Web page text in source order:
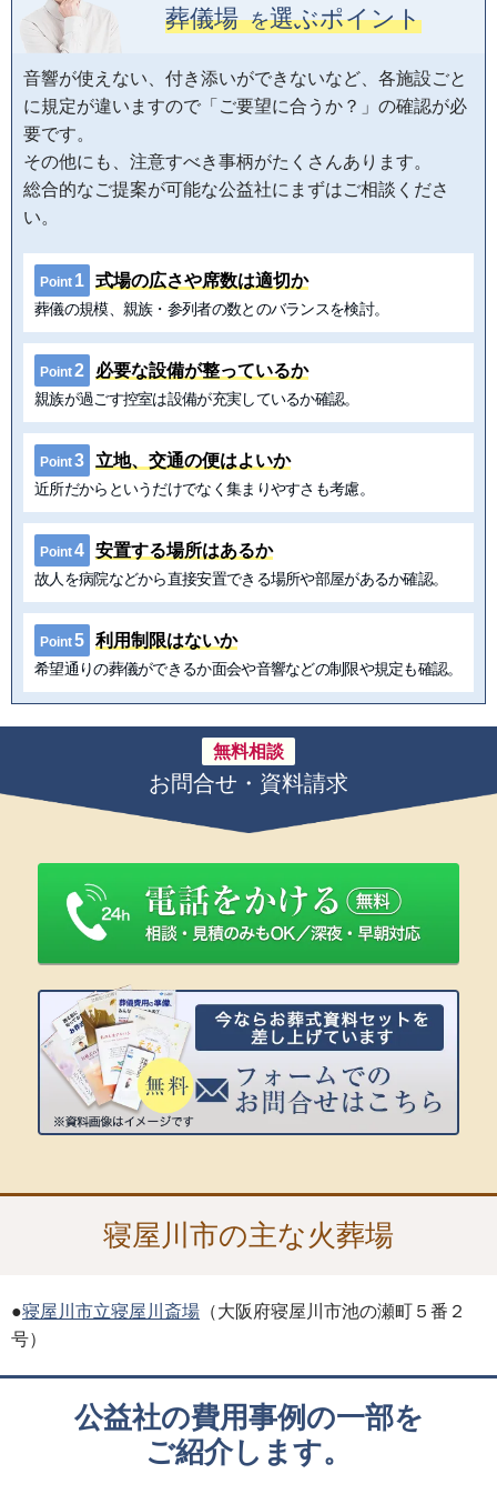
葬儀場 を選ぶポイント
音響が使えない、付き添いができないなど、各施設ごと
に規定が違いますので「ご要望に合うか？」の確認が必
要です。
その他にも、注意すべき事柄がたくさんあります。
総合的なご提案が可能な公益社にまずはご相談くださ
い。
Point 1 式場の広さや席数は適切か
葬儀の規模、親族・参列者の数とのバランスを検討。
Point2 必要な設備が整っているか
親族が過ごす控室は設備が充実しているか確認。
Point3 立地、交通の便はよいか
近所だからというだけでなく集まりやすさも考慮。
Point4 安置する場所はあるか
故人を病院などから直接安置できる場所や部屋があるか確認。
Point5 利用制限はないか
希望通りの葬儀ができるか面会や音響などの制限や規定も確認。
無料相談
お問合せ・資料請求
寝屋川市の主な火葬場
●寝屋川市立寝屋川斎場 （大阪府寝屋川市池の瀬町５番２
号）
公益社の費用事例の一部を
ご紹介します。